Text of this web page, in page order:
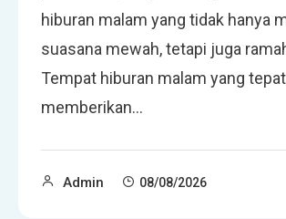
hiburan malam yang tidak hanya
suasana mewah, tetapi juga
Tempat hiburan malam yang
memberikan…
Admin 08/08/2026